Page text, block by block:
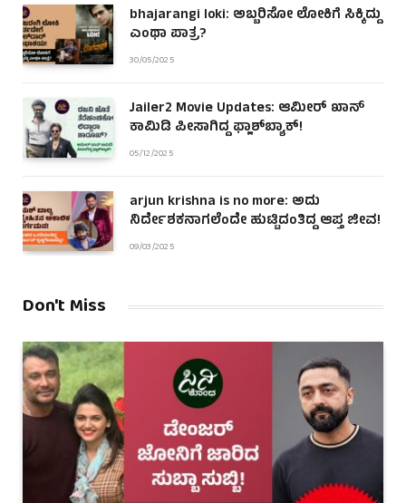
bhajarangi loki: ಅಬ್ಬರಿಸೋ ಲೋಕಿಗೆ ಸಿಕ್ಕಿದ್ದು
ಎಂಥಾ ಪಾತ್ರ?
30/05/2025
Jailer2 Movie Updates: ಆಮೀರ್ ಖಾನ್
ಕಾಮಿಡಿ ಪೀಸಾಗಿದ್ದ ಫ್ಲಾಶ್‌ಬ್ಯಾಕ್!
05/12/2025
arjun krishna is no more: ಅದು
ನಿರ್ದೇಶಕನಾಗಲೆಂದೇ ಹುಟ್ಟಿದಂತಿದ್ದ ಆಪ್ತ ಜೀವ!
09/03/2025
Don't Miss